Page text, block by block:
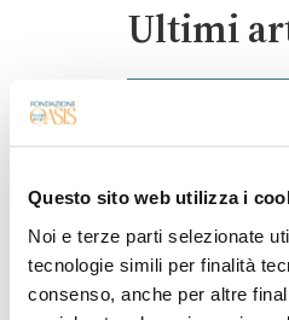
Questo sito web utilizza i
Noi e terze parti selezionate
tecnologie simili per finalità
consenso, anche per altre
Ultimi